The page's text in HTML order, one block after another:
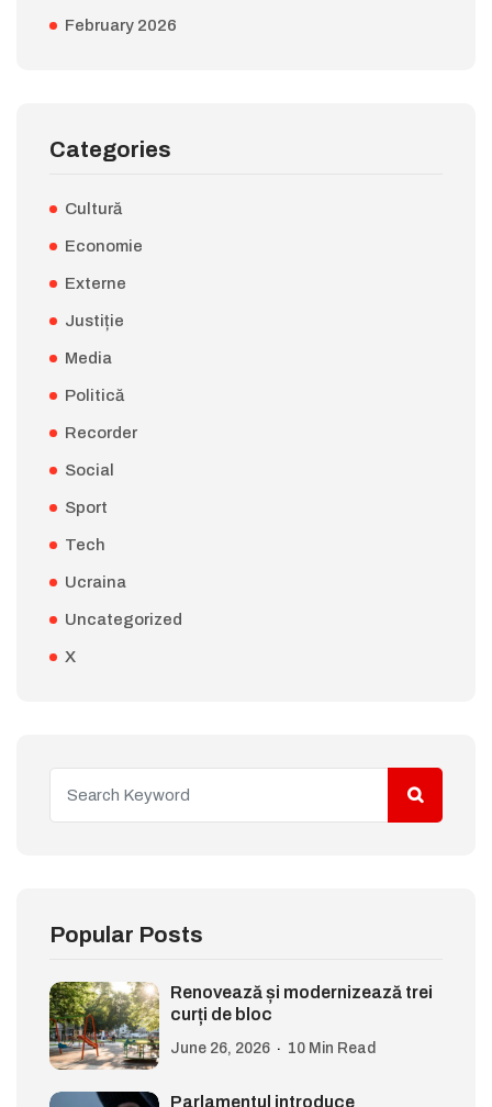
February 2026
Categories
Cultură
Economie
Externe
Justiție
Media
Politică
Recorder
Social
Sport
Tech
Ucraina
Uncategorized
X
Popular Posts
Renovează și modernizează trei
curți de bloc
June 26, 2026 10 Min Read
Parlamentul introduce